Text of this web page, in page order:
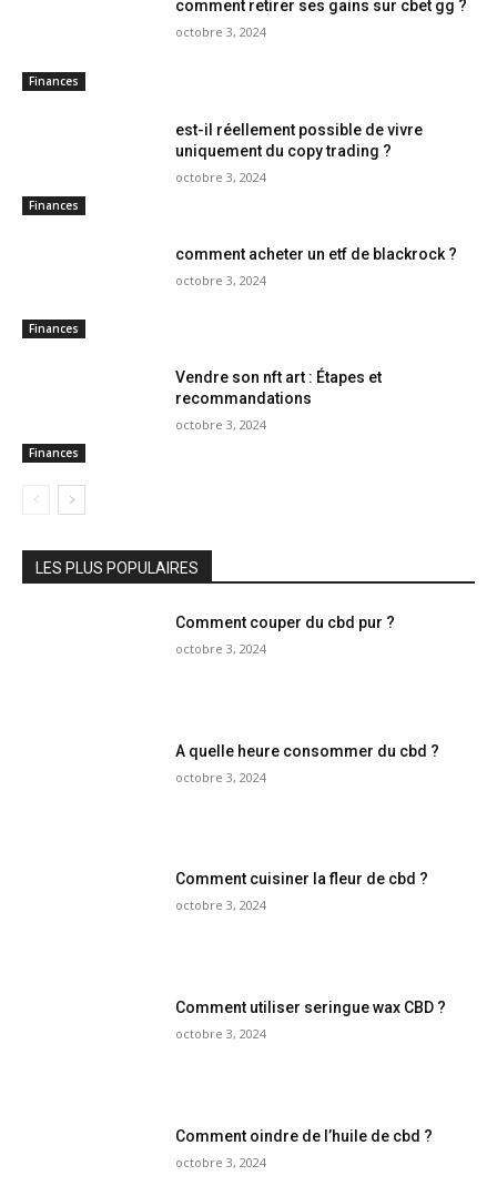
Finances
comment retirer ses gains sur cbet gg ?
octobre 3, 2024
Finances
est-il réellement possible de vivre
uniquement du copy trading ?
octobre 3, 2024
Finances
comment acheter un etf de blackrock ?
octobre 3, 2024
Finances
Vendre son nft art : Étapes et
recommandations
octobre 3, 2024
LES PLUS POPULAIRES
Comment couper du cbd pur ?
octobre 3, 2024
A quelle heure consommer du cbd ?
octobre 3, 2024
Comment cuisiner la fleur de cbd ?
octobre 3, 2024
Comment utiliser seringue wax CBD ?
octobre 3, 2024
Comment oindre de l’huile de cbd ?
octobre 3, 2024